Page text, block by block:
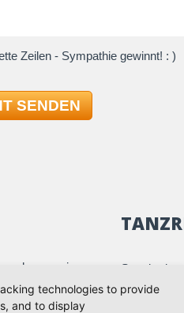
Zeilen - Sympathie gewinnt! : )
SENDEN
nun einen
erlernen
Standard
Quickstepp
technologies to provide
and to display